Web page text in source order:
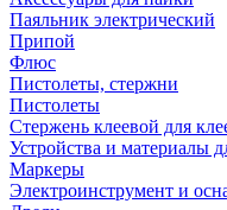
Паяльник электрический
Припой
Флюс
Пистолеты, стержни
Пистолеты
Стержень клеевой для
Устройства и материалы
Маркеры
Электроинструмент и